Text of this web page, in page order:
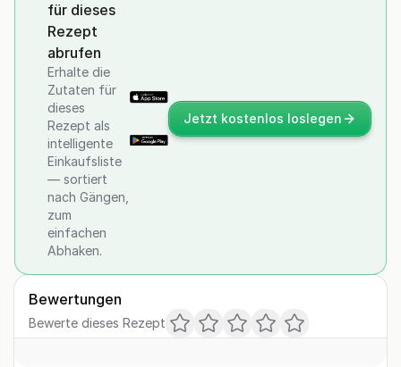
für dieses
Rezept
abrufen
Erhalte die
Zutaten für
dieses
Rezept als
intelligente
Einkaufsliste
— sortiert
nach Gängen,
zum
einfachen
Abhaken.
Jetzt kostenlos loslegen
Bewertungen
Bewerte dieses Rezept